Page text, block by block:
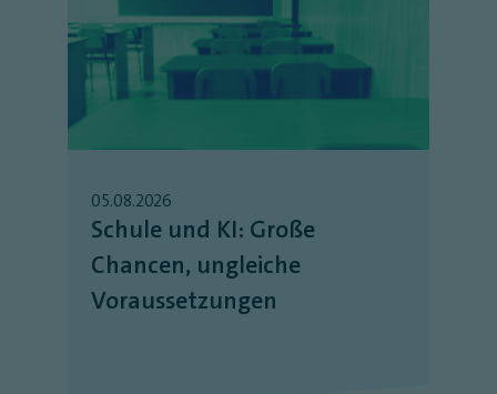
05.08.2026
Schule und KI: Große
Chancen, ungleiche
Voraussetzungen